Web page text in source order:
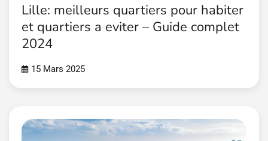
Lille: meilleurs quartiers pour habiter
et quartiers a eviter – Guide complet
2024
15 Mars 2025